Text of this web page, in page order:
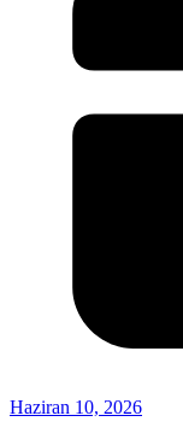
Haziran 10, 2026